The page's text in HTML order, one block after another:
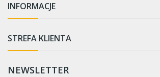
INFORMACJE
STREFA KLIENTA
NEWSLETTER